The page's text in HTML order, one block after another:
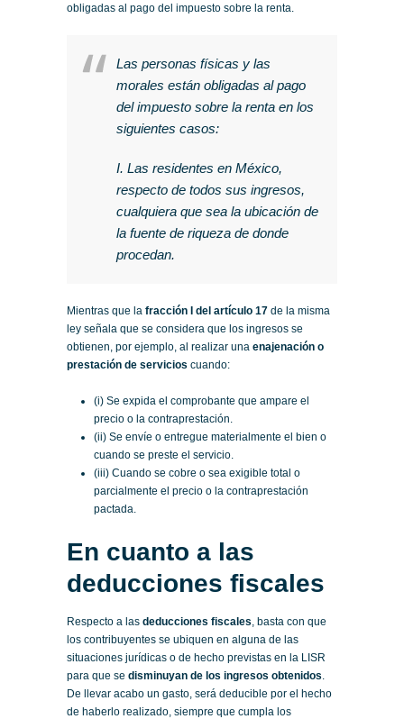
obligadas al pago del impuesto sobre la renta.
Las personas físicas y las
morales están obligadas al pago
del impuesto sobre la renta en los
siguientes casos:
I. Las residentes en México,
respecto de todos sus ingresos,
cualquiera que sea la ubicación de
la fuente de riqueza de donde
procedan.
Mientras que la fracción I del artículo 17 de la misma
ley señala que se considera que los ingresos se
obtienen, por ejemplo, al realizar una enajenación o
prestación de servicios cuando:
(i) Se expida el comprobante que ampare el
precio o la contraprestación.
(ii) Se envíe o entregue materialmente el bien o
cuando se preste el servicio.
(iii) Cuando se cobre o sea exigible total o
parcialmente el precio o la contraprestación
pactada.
En cuanto a las
deducciones fiscales
Respecto a las deducciones fiscales , basta con que
los contribuyentes se ubiquen en alguna de las
situaciones jurídicas o de hecho previstas en la LISR
para que se disminuyan de los ingresos obtenidos
De llevar acabo un gasto, será deducible por el hecho
de haberlo realizado, siempre que cumpla los